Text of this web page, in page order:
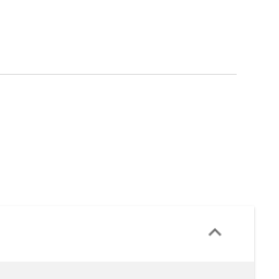
keyboard_arrow_down